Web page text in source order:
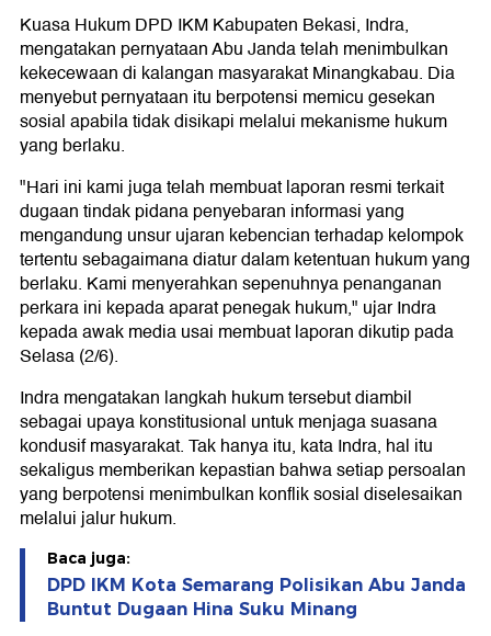
Kuasa Hukum DPD IKM Kabupaten Bekasi, Indra,
mengatakan pernyataan Abu Janda telah menimbulkan
kekecewaan di kalangan masyarakat Minangkabau. Dia
menyebut pernyataan itu berpotensi memicu gesekan
sosial apabila tidak disikapi melalui mekanisme hukum
yang berlaku.
"Hari ini kami juga telah membuat laporan resmi terkait
dugaan tindak pidana penyebaran informasi yang
mengandung unsur ujaran kebencian terhadap kelompok
tertentu sebagaimana diatur dalam ketentuan hukum yang
berlaku. Kami menyerahkan sepenuhnya penanganan
perkara ini kepada aparat penegak hukum," ujar Indra
kepada awak media usai membuat laporan dikutip pada
Selasa (2/6).
Indra mengatakan langkah hukum tersebut diambil
sebagai upaya konstitusional untuk menjaga suasana
kondusif masyarakat. Tak hanya itu, kata Indra, hal itu
sekaligus memberikan kepastian bahwa setiap persoalan
yang berpotensi menimbulkan konflik sosial diselesaikan
melalui jalur hukum.
Baca juga:
DPD IKM Kota Semarang Polisikan Abu Janda
Buntut Dugaan Hina Suku Minang